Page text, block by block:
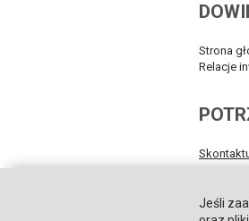
Strona
Relacje
Jeśli